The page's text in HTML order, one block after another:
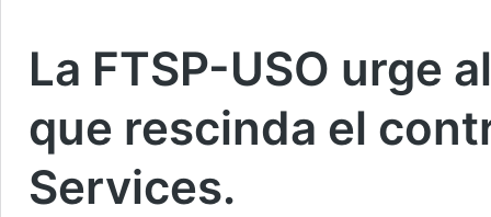
La FTSP-USO urge
que rescinda el
Services.